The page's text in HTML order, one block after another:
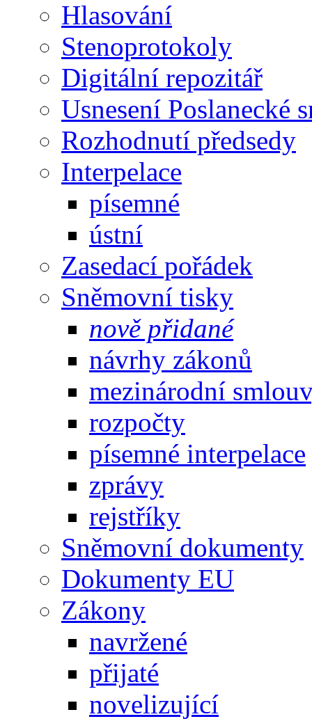
Hlasování
Stenoprotokoly
Digitální repozitář
Usnesení Poslanecké
Rozhodnutí předsedy
Interpelace
písemné
ústní
Zasedací pořádek
Sněmovní tisky
nově přidané
návrhy zákonů
mezinárodní
rozpočty
písemné interpelace
zprávy
rejstříky
Sněmovní dokumenty
Dokumenty EU
Zákony
navržené
přijaté
novelizující